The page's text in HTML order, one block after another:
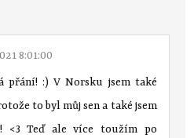
8:01:00
přání! :) V Norsku jsem také
to byl můj sen a také jsem
<3 Teď ale více toužím po